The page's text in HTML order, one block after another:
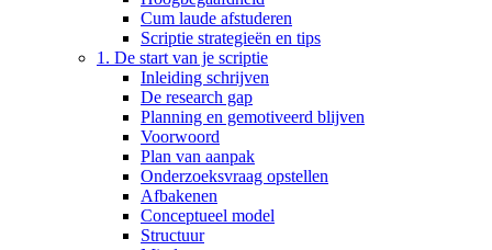
Cum laude afstuderen
Scriptie strategieën en tips
1. De start van je scriptie
Inleiding schrijven
De research gap
Planning en gemotiveerd blijven
Voorwoord
Plan van aanpak
Onderzoeksvraag opstellen
Afbakenen
Conceptueel model
Structuur